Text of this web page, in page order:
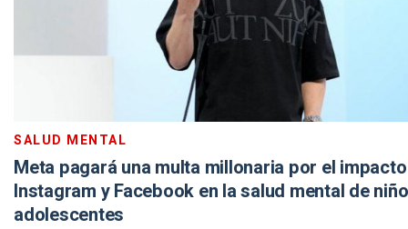
SALUD MENTAL
Meta pagará una multa millonaria por el
Instagram y Facebook en la salud mental de
adolescentes